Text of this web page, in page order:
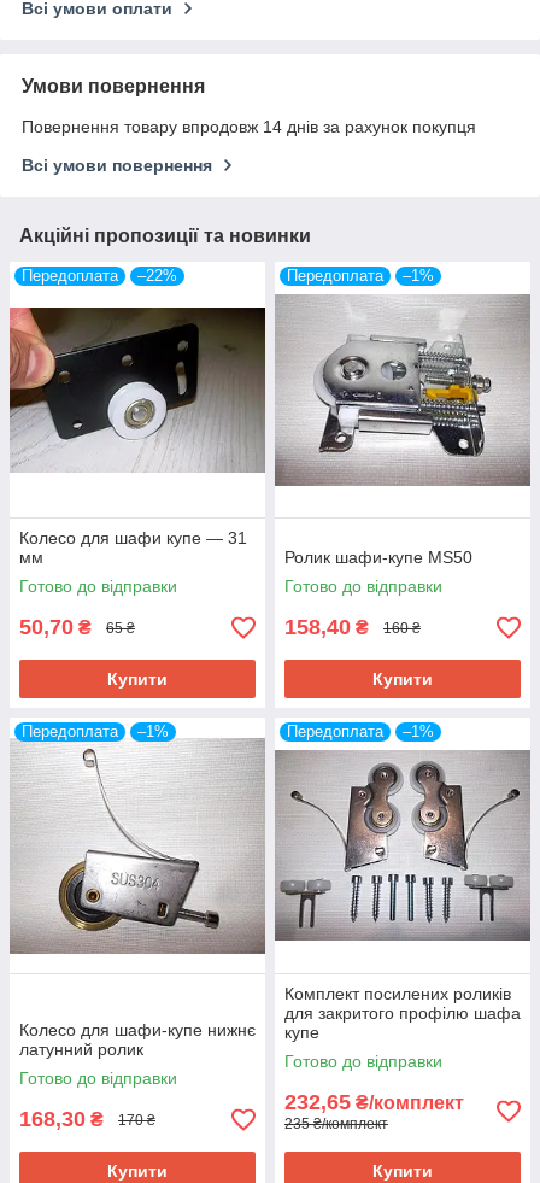
Всі умови оплати
Умови повернення
Повернення товару впродовж 14 днів за рахунок покупця
Всі умови повернення
Акційні пропозиції та новинки
Передоплата –22%
Колесо для шафи купе — 31
мм
Готово до відправки
50,70 ₴ 65 ₴
Купити
Передоплата –1%
Ролик шафи-купе MS50
Готово до відправки
158,40 ₴ 160 ₴
Купити
Передоплата –1%
Колесо для шафи-купе нижнє
латунний ролик
Готово до відправки
168,30 ₴ 170 ₴
Купити
Передоплата –1%
Комплект посилених роликів
для закритого профілю шафа
купе
Готово до відправки
232,65 ₴/комплект
235 ₴/комплект
Купити